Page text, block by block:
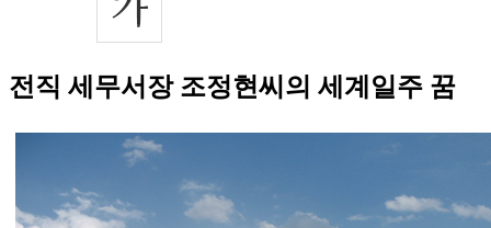
전직 세무서장 조정현씨의 세계일주 꿈